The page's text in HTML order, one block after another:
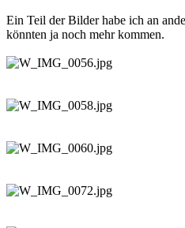
Ein Teil der Bilder habe ich an
könnten ja noch mehr kommen.